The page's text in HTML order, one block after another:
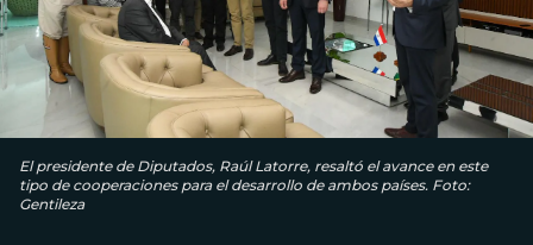
El presidente de Diputados, Raúl Latorre, resaltó el avance en este
tipo de cooperaciones para el desarrollo de ambos países. Foto:
Gentileza